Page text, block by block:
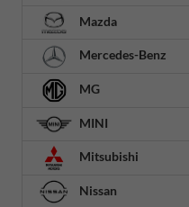
Mazda
Mercedes-Benz
MG
MINI
Mitsubishi
Nissan